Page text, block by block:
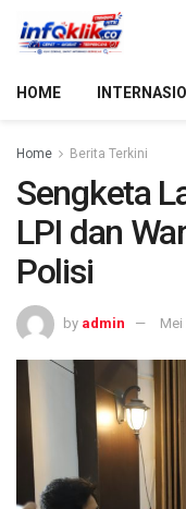
HOME
Home Berita Terkini
Sengketa
LPI dan
Polisi
by admin Mei